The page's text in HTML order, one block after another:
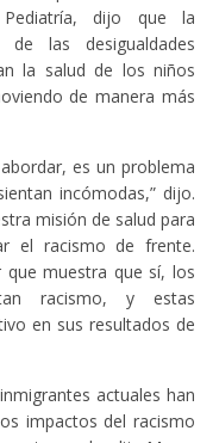
Pediatría, dijo que la
las desigualdades
la salud de los niños
de manera más
es un problema
incómodas,” dijo.
misión de salud para
el racismo de frente.
que muestra que sí, los
racismo, y estas
en sus resultados de
actuales han
impactos del racismo